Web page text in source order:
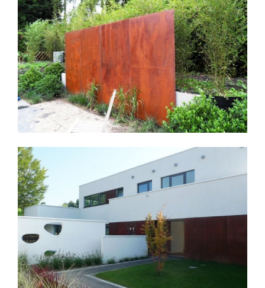
FAÇADE EN ACIER CORTEN
Mobilier et décoration métallique - Nord-Pas-de-
Calais
Découvrir
PRÉSENTOIRS
Mobilier et décoration métallique - Nord-Pas-de-
Calais